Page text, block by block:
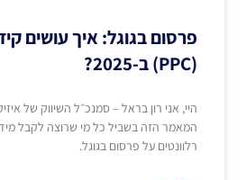
פרסום בגוגל: איך עושים
(PPC) ב-2025?
היי, אני רון בראל – סמנכ״ל השיווק של
המאמר הזה בשביל כל מי שרוצה לקבל
רלוונטים על פרסום בגוגל.